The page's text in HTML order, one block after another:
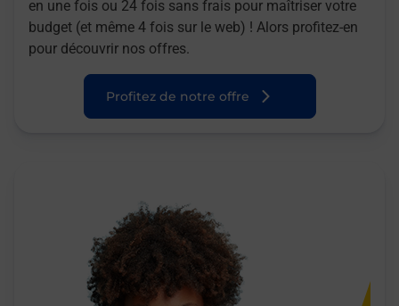
en une fois ou 24 fois sans frais pour maîtriser votre
budget (et même 4 fois sur le web) ! Alors profitez-en
pour découvrir nos offres.
Profitez de notre offre